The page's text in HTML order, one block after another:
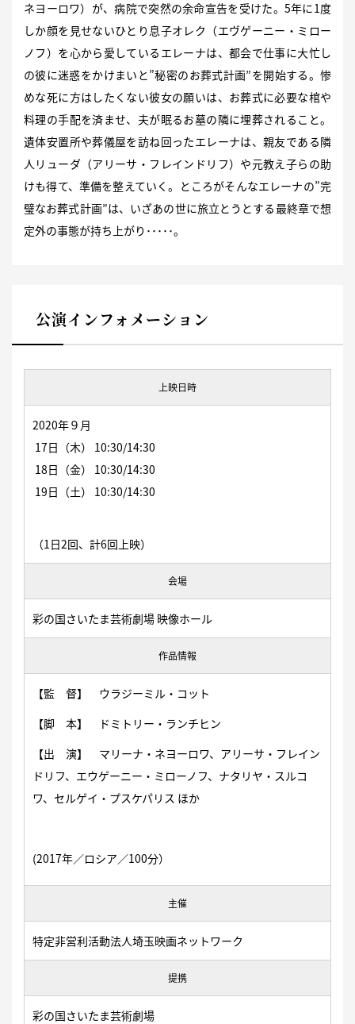
ネヨーロワ）が、病院で突然の余命宣告を受けた。5年に1度
しか顔を見せないひとり息子オレク（エヴゲーニー・ミロー
ノフ）を心から愛しているエレーナは、都会で仕事に大忙し
の彼に迷惑をかけまいと”秘密のお葬式計画”を開始する。惨
めな死に方はしたくない彼女の願いは、お葬式に必要な棺や
料理の手配を済ませ、夫が眠るお墓の隣に埋葬されること。
遺体安置所や葬儀屋を訪ね回ったエレーナは、親友である隣
人リューダ（アリーサ・フレインドリフ）や元教え子らの助
けも得て、準備を整えていく。ところがそんなエレーナの”完
璧なお葬式計画”は、いざあの世に旅立とうとする最終章で想
定外の事態が持ち上がり･････。
公演インフォメーション
上映日時
2020年９月
17日（木） 10:30/14:30
18日（金） 10:30/14:30
19日（土） 10:30/14:30
（1日2回、計6回上映）
会場
彩の国さいたま芸術劇場 映像ホール
作品情報
【監 督】 ウラジーミル・コット
【脚 本】 ドミトリー・ランチヒン
【出 演】 マリーナ・ネヨーロワ、アリーサ・フレイン
ドリフ、エウゲーニー・ミローノフ、ナタリヤ・スルコ
ワ、セルゲイ・プスケパリス ほか
(2017年／ロシア／100分）
主催
特定非営利活動法人埼玉映画ネットワーク
提携
彩の国さいたま芸術劇場